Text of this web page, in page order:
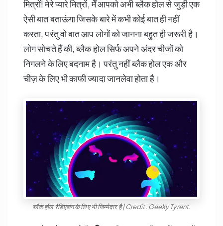
मित्रों! मेरे प्यारे मित्रों, मेँ आपको अभी ब्लैक होल से जुड़ी एक
ऐसी बात बताऊंगा जिसके बारे में कभी कोई बात ही नहीं
करता, परंतु वो बात आप लोगों को जानना बहुत ही जरूरी है।
लोग सोचते हैं की, ब्लैक होल सिर्फ अपने अंदर चीजों को
निगलने के लिए बदनाम है। परंतु नहीं ब्लैक होल एक और
चीज़ के लिए भी काफी ज्यादा जानलेवा होता है।
ब्लैक होल रेडिएशन के लिए भी जिम्मेदार है | Credit: Geeky Tyrent.